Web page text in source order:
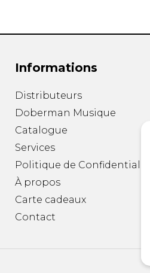
Informations
Distributeurs
Doberman Musique
Catalogue
Services
Politique de Confidentialité
À propos
Carte cadeaux
Contact